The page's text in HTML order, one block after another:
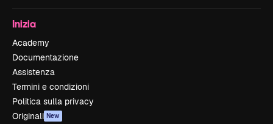
Inizia
Academy
Documentazione
Assistenza
Termini e condizioni
Politica sulla privacy
Originali New